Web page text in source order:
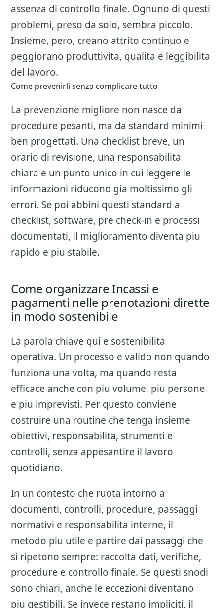
assenza di controllo finale. Ognuno di questi
problemi, preso da solo, sembra piccolo.
Insieme, pero, creano attrito continuo e
peggiorano produttivita, qualita e leggibilita
del lavoro.
Come prevenirli senza complicare tutto
La prevenzione migliore non nasce da
procedure pesanti, ma da standard minimi
ben progettati. Una checklist breve, un
orario di revisione, una responsabilita
chiara e un punto unico in cui leggere le
informazioni riducono gia moltissimo gli
errori. Se poi abbini questi standard a
checklist, software, pre check-in e processi
documentati, il miglioramento diventa piu
rapido e piu stabile.
Come organizzare Incassi e
pagamenti nelle prenotazioni dirette
in modo sostenibile
La parola chiave qui e sostenibilita
operativa. Un processo e valido non quando
funziona una volta, ma quando resta
efficace anche con piu volume, piu persone
e piu imprevisti. Per questo conviene
costruire una routine che tenga insieme
obiettivi, responsabilita, strumenti e
controlli, senza appesantire il lavoro
quotidiano.
In un contesto che ruota intorno a
documenti, controlli, procedure, passaggi
normativi e responsabilita interne, il
metodo piu utile e partire dai passaggi che
si ripetono sempre: raccolta dati, verifiche,
procedure e controllo finale. Se questi snodi
sono chiari, anche le eccezioni diventano
piu gestibili. Se invece restano impliciti, il